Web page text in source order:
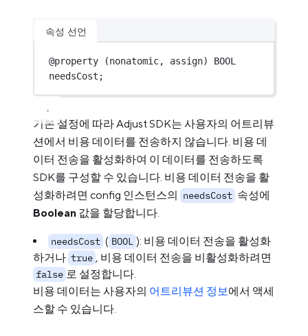
속성 선언
@property (nonatomic, assign) BOOL
needsCost;
기본 설정에 따라 Adjust SDK는 사용자의 어트리뷰
션에서 비용 데이터를 전송하지 않습니다. 비용 데
이터 전송을 활성화하여 이 데이터를 전송하도록
SDK를 구성할 수 있습니다. 비용 데이터 전송을 활
성화하려면 config 인스턴스의 needsCost 속성에
Boolean 값을 할당합니다.
needsCost ( BOOL ): 비용 데이터 전송을 활성화
하거나 true , 비용 데이터 전송을 비활성화하려면
false 로 설정합니다.
비용 데이터는 사용자의 어트리뷰션 정보에서 액세
스할 수 있습니다.